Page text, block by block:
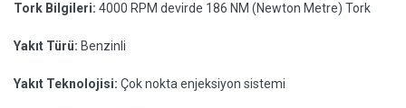
Tork Bilgileri: 4000 RPM devirde 186 NM (Newton Metre) Tork
Yakıt Türü: Benzinli
Yakıt Teknolojisi: Çok nokta enjeksiyon sistemi